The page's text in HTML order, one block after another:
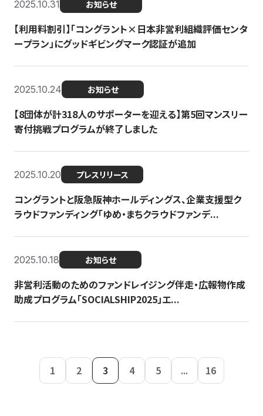
2025.10.31 お知らせ
【利用料割引】「コングラント×日本非営利組織評価センタ
ープラン」にグッドギビングマーク認証が追加
2025.10.24 お知らせ
【8団体が計318人のサポーターを迎える】​​第5回マンスリー
寄付挑戦プログラムが終了しました
2025.10.20 プレスリリース
コングラントと阪急阪神ホールディングス、企業支援型ク
ラウドファンディング「ゆめ・まちクラウドファンデ...
2025.10.18 お知らせ
非営利活動のためのファンドレイジング伴走・広報物作成
助成プログラム「SOCIALSHIP2025」エ...
1 2 3 4 5 ... 16